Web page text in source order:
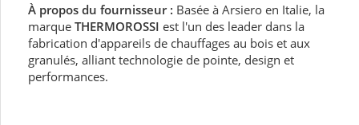
À propos du fournisseur : Basée à Arsiero en Italie, la
marque THERMOROSSI est l'un des leader dans la
fabrication d'appareils de chauffages au bois et aux
granulés, alliant technologie de pointe, design et
performances.